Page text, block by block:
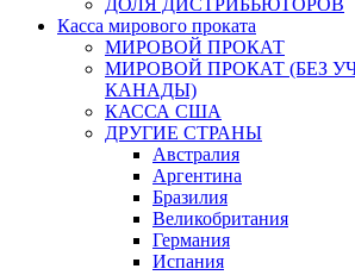
ДОЛЯ ДИСТРИБЬЮТОРОВ
Касса мирового проката
МИРОВОЙ ПРОКАТ
МИРОВОЙ ПРОКАТ (БЕЗ
КАНАДЫ)
КАССА США
ДРУГИЕ СТРАНЫ
Австралия
Аргентина
Бразилия
Великобритания
Германия
Испания